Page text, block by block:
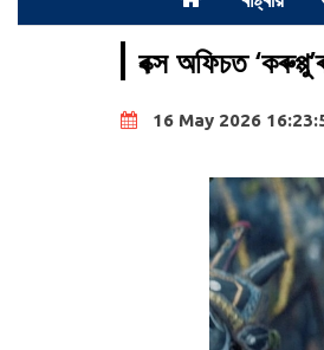
বক্স অফিচত
16 May 2026